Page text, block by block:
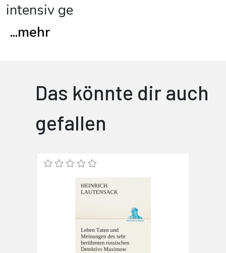
intensiv ge
...mehr
Das könnte dir auch
gefallen